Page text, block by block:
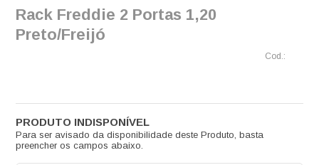
Rack Freddie 2 Portas 1,20
Preto/Freijó
Para ser avisado da disponibilidade deste Produto, basta
preencher os campos abaixo.